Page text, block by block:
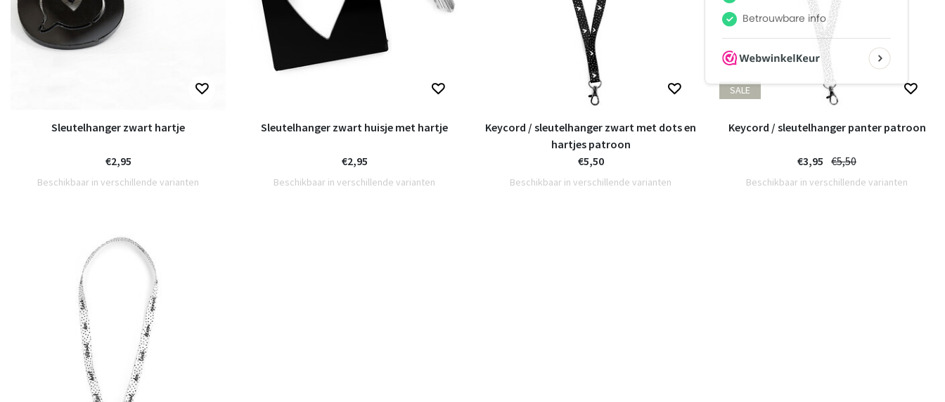
Sleutelhanger zwart hartje
€2,95
Beschikbaar in verschillende varianten
Sleutelhanger zwart huisje met hartje
€2,95
Beschikbaar in verschillende varianten
Keycord / sleutelhanger zwart met dots en
hartjes patroon
€5,50
Beschikbaar in verschillende varianten
SALE
Keycord / sleutelhanger panter patroon
€3,95 €5,50
Beschikbaar in verschillende varianten